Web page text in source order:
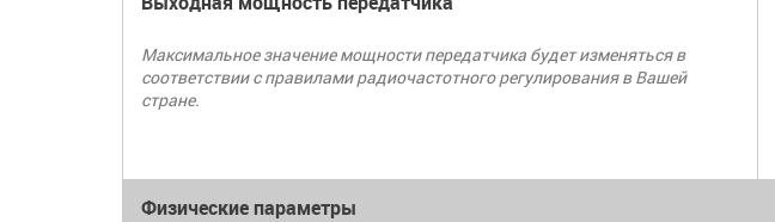
Максимальное значение мощности передатчика будет изменяться в
соответствии с правилами радиочастотного регулирования в Вашей
стране.
Физические параметры